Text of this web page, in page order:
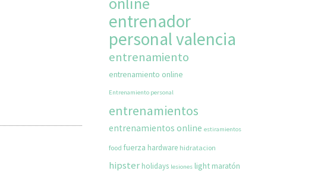
entrenador
personal valencia
entrenamiento
entrenamiento online
Entrenamiento personal
entrenamientos
entrenamientos online estiramientos
food fuerza hardware hidratacion
hipster holidays lesiones light maratón